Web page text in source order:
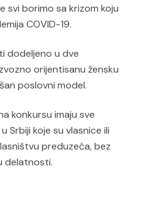
svi borimo sa krizom koju
COVID-19.
dodeljeno u dve
orijentisanu žensku
poslovni model.
konkursu imaju sve
Srbiji koje su vlasnice ili
preduzeća, bez
delatnosti.